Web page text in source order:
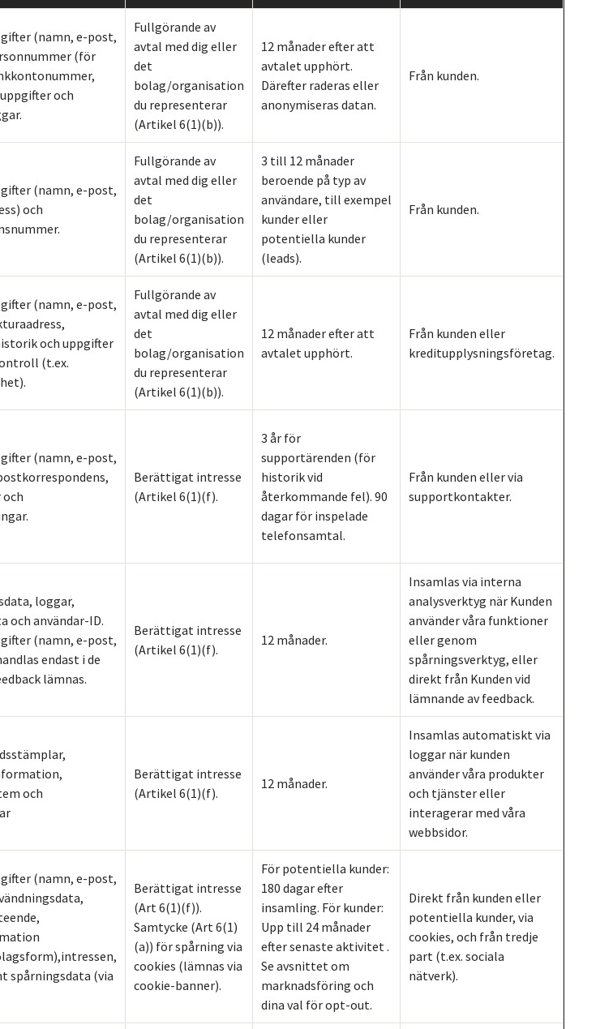
(namn, e-post,
(för
och
Fullgörande av
avtal med dig eller
det
bolag/organisation
du representerar
(Artikel 6(1)(b)).
12 månader efter att
avtalet upphört.
Därefter raderas eller
anonymiseras datan.
Från kunden.
(namn, e-post,
och
Fullgörande av
avtal med dig eller
det
bolag/organisation
du representerar
(Artikel 6(1)(b)).
3 till 12 månader
beroende på typ av
användare, till exempel
kunder eller
potentiella kunder
(leads).
Från kunden.
(namn, e-post,
och uppgifter
(t.ex.
Fullgörande av
avtal med dig eller
det
bolag/organisation
du representerar
(Artikel 6(1)(b)).
12 månader efter att
avtalet upphört.
Från kunden eller
kreditupplysningsföretag.
(namn, e-post,
Berättigat intresse
(Artikel 6(1)(f).
3 år för
supportärenden (för
historik vid
återkommande fel). 90
dagar för inspelade
telefonsamtal.
Från kunden eller via
supportkontakter.
loggar,
och användar-ID.
(namn, e-post,
endast i de
lämnas.
Berättigat intresse
(Artikel 6(1)(f).
12 månader.
Insamlas via interna
analysverktyg när Kunden
använder våra funktioner
eller genom
spårningsverktyg, eller
direkt från Kunden vid
lämnande av feedback.
och
Berättigat intresse
(Artikel 6(1)(f).
12 månader.
Insamlas automatiskt via
loggar när kunden
använder våra produkter
och tjänster eller
interagerar med våra
webbsidor.
(namn, e-post,
spårningsdata (via
Berättigat intresse
(Art 6(1)(f)).
Samtycke (Art 6(1)
(a)) för spårning via
cookies (lämnas via
cookie-banner).
För potentiella kunder:
180 dagar efter
insamling. För kunder:
Upp till 24 månader
efter senaste aktivitet .
Se avsnittet om
marknadsföring och
dina val för opt-out.
Direkt från kunden eller
potentiella kunder, via
cookies, och från tredje
part (t.ex. sociala
nätverk).